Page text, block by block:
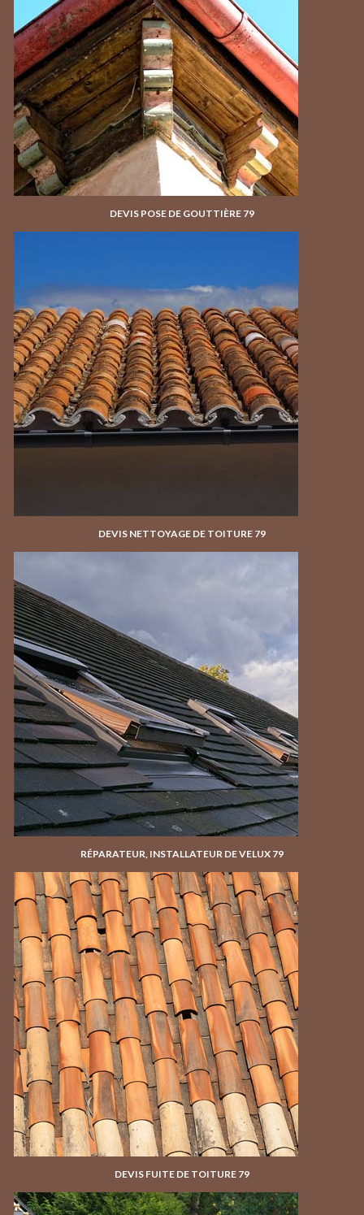
DEVIS POSE DE GOUTTIÈRE 79
DEVIS NETTOYAGE DE TOITURE 79
RÉPARATEUR, INSTALLATEUR DE VELUX 79
DEVIS FUITE DE TOITURE 79